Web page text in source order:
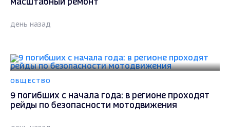
масштабный ремонт
день назад
ОБЩЕСТВО
9 погибших с начала года: в регионе проходят
рейды по безопасности мотодвижения